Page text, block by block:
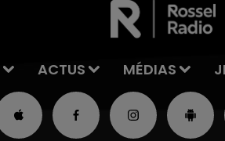
ACTUS MÉDIAS